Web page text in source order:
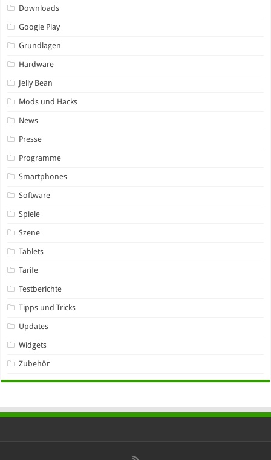
Downloads
Google Play
Grundlagen
Hardware
Jelly Bean
Mods und Hacks
News
Presse
Programme
Smartphones
Software
Spiele
Szene
Tablets
Tarife
Testberichte
Tipps und Tricks
Updates
Widgets
Zubehör